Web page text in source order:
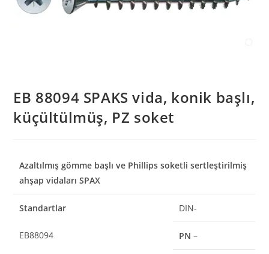
EB 88094 SPAKS vida, konik başlı,
küçültülmüş, PZ soket
Azaltılmış gömme başlı ve Phillips soketli sertleştirilmiş
ahşap vidaları SPAX
Standartlar
EB88094
DIN-
PN –